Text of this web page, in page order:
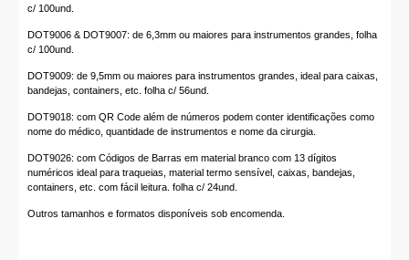
c/ 100und.
DOT9006 & DOT9007: de 6,3mm ou maiores para instrumentos grandes, folha
c/ 100und.
DOT9009: de 9,5mm ou maiores para instrumentos grandes, ideal para caixas,
bandejas, containers, etc. folha c/ 56und.
DOT9018: com QR Code além de números podem conter identificações como
nome do médico, quantidade de instrumentos e nome da cirurgia.
DOT9026: com Códigos de Barras em material branco com 13 dígitos
numéricos ideal para traqueias, material termo sensível, caixas, bandejas,
containers, etc. com fácil leitura. folha c/ 24und.
Outros tamanhos e formatos disponíveis sob encomenda.